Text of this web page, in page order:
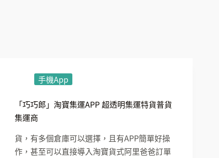
手機App
「巧巧郎」淘寶集運APP 超透明集運特貨普貨
集運商
貨，有多個倉庫可以選擇，且有APP簡單好操
作，甚至可以直接導入淘寶貨式阿里爸爸訂單